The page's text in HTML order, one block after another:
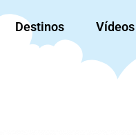
Destinos Vídeos